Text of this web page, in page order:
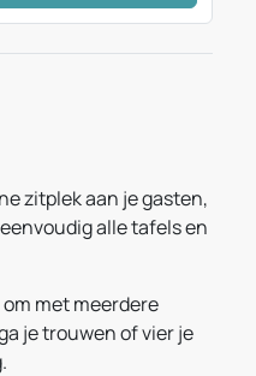
zitplek aan je gasten,
alle tafels en
met meerdere
je trouwen of vier je